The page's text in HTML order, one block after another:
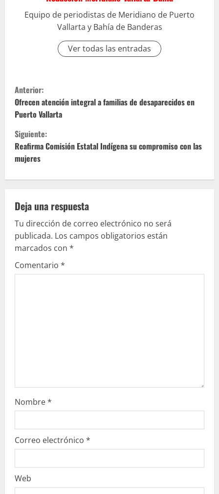
Equipo de periodistas de Meridiano de Puerto
Vallarta y Bahía de Banderas
Ver todas las entradas
S
i
g
u
e
e
y
e
n
Anterior:
Ofrecen atención integral a familias de desaparecidos en
Puerto Vallarta
Siguiente:
Reafirma Comisión Estatal Indígena su compromiso con las
mujeres
Deja una respuesta
Tu dirección de correo electrónico no será
publicada. Los campos obligatorios están
marcados con *
Comentario *
Nombre*
Correo electrónico *
Web